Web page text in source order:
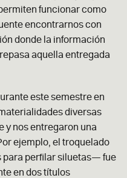
funcionar como
encontrarnos con
donde la información
aquella entregada
este semestre en
diversas
y nos entregaron una
ejemplo, el troquelado
perfilar siluetas— fue
en dos títulos